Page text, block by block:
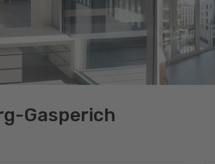
Gasperich